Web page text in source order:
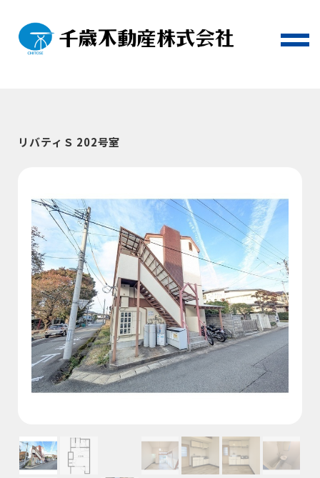
リバティＳ 202号室